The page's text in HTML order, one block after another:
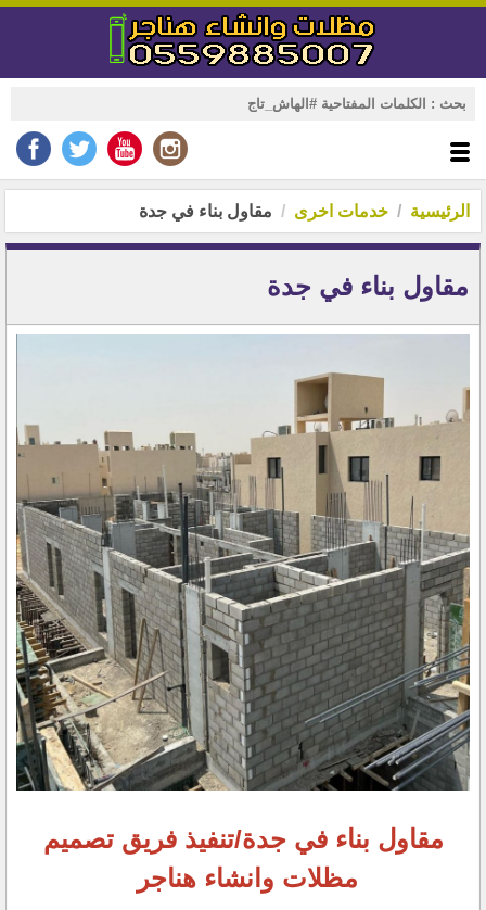
الرئيسية خدمات اخرى مقاول بناء في جدة
مقاول بناء في جدة
مقاول بناء في جدة/تنفيذ فريق تصميم
مظلات وانشاء هناجر